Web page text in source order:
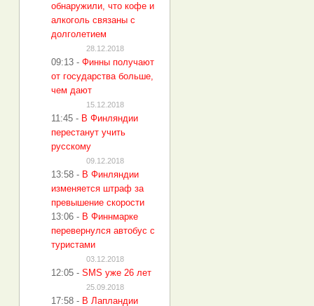
обнаружили, что кофе и
алкоголь связаны с
долголетием
28.12.2018
09:13 - Финны получают
от государства больше,
чем дают
15.12.2018
11:45 - В Финляндии
перестанут учить
русскому
09.12.2018
13:58 - В Финляндии
изменяется штраф за
превышение скорости
13:06 - В Финнмарке
перевернулся автобус с
туристами
03.12.2018
12:05 - SMS уже 26 лет
25.09.2018
17:58 - В Лапландии